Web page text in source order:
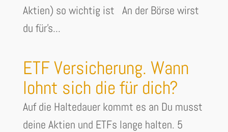
Aktien) so wichtig ist An der Börse wirst
du für's...
ETF Versicherung. Wann
lohnt sich die für dich?
Auf die Haltedauer kommt es an Du musst
deine Aktien und ETFs lange halten. 5